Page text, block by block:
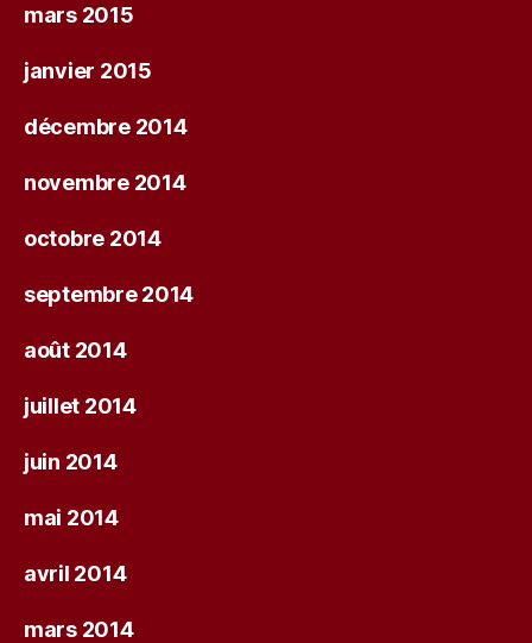
mars 2015
janvier 2015
décembre 2014
novembre 2014
octobre 2014
septembre 2014
août 2014
juillet 2014
juin 2014
mai 2014
avril 2014
mars 2014